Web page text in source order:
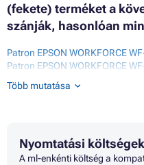
(fekete) terméket a
szánják, hasonlóan
Patron EPSON WORKFORCE
Patron EPSON WORKFORCE
Patron EPSON WORKFORCE
Patron EPSON WORKFORCE
Patron EPSON WORKFORCE
Patron EPSON WORKFORCE
Több mutatása
Nyomtatási
A ml-enkénti költség a